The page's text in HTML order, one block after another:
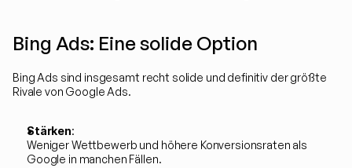
Bing Ads: Eine solide Option
Bing Ads sind insgesamt recht solide und definitiv der größte
Rivale von Google Ads.
Stärken:
Weniger Wettbewerb und höhere Konversionsraten als
Google in manchen Fällen.